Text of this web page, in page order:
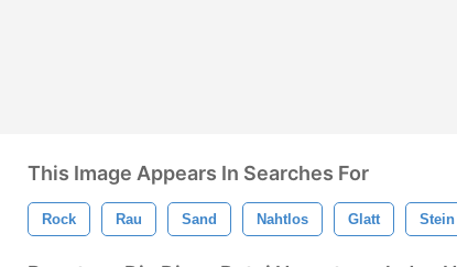
This Image Appears In Searches For
Rock Rau Sand Nahtlos Glatt Stein